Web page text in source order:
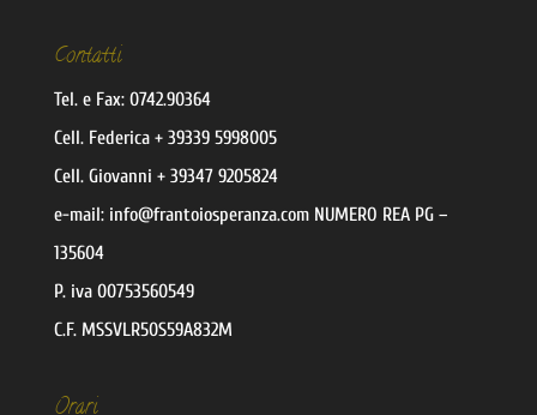
Contatti
Tel. e Fax: 0742.90364
Cell. Federica + 39339 5998005
Cell. Giovanni + 39347 9205824
e-mail:
moc.aznarepsoiotnarf
@ofni
NUMERO REA PG –
135604
P. iva 00753560549
C.F. MSSVLR50S59A832M